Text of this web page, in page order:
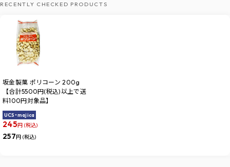
RECENTLY CHECKED PRODUCTS
坂金製菓 ポリコーン 200g
【合計5500円(税込)以上で送
料100円対象品】
UCS・majica
245円 (税込)
257円 (税込)